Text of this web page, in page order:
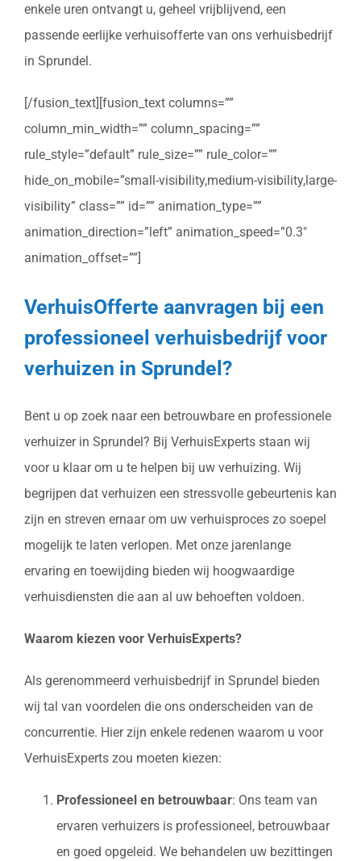
enkele uren ontvangt u, geheel vrijblijvend, een
passende eerlijke verhuisofferte van ons verhuisbedrijf
in Sprundel.
[/fusion_text][fusion_text columns=””
column_min_width=”” column_spacing=””
rule_style=”default” rule_size=”” rule_color=””
hide_on_mobile=”small-visibility,medium-visibility,large-
visibility” class=”” id=”” animation_type=””
animation_direction=”left” animation_speed=”0.3″
animation_offset=””]
VerhuisOfferte aanvragen bij een
professioneel verhuisbedrijf voor
verhuizen in Sprundel?
Bent u op zoek naar een betrouwbare en professionele
verhuizer in Sprundel? Bij VerhuisExperts staan wij
voor u klaar om u te helpen bij uw verhuizing. Wij
begrijpen dat verhuizen een stressvolle gebeurtenis kan
zijn en streven ernaar om uw verhuisproces zo soepel
mogelijk te laten verlopen. Met onze jarenlange
ervaring en toewijding bieden wij hoogwaardige
verhuisdiensten die aan al uw behoeften voldoen.
Waarom kiezen voor VerhuisExperts?
Als gerenommeerd verhuisbedrijf in Sprundel bieden
wij tal van voordelen die ons onderscheiden van de
concurrentie. Hier zijn enkele redenen waarom u voor
VerhuisExperts zou moeten kiezen:
Professioneel en betrouwbaar: Ons team van
ervaren verhuizers is professioneel, betrouwbaar
en goed opgeleid. We behandelen uw bezittingen